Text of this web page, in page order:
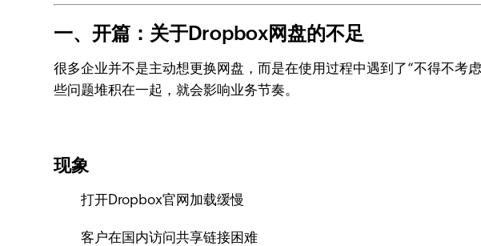
一、开篇：关于Dropbox网盘的不足
很多企业并不是主动想更换网盘，而是在使用过程中遇到了“不得不
些问题堆积在一起，就会影响业务节奏。
现象
打开Dropbox官网加载缓慢
客户在国内访问共享链接困难